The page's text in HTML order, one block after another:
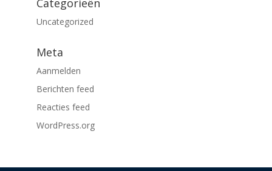
Categorieën
Uncategorized
Meta
Aanmelden
Berichten feed
Reacties feed
WordPress.org